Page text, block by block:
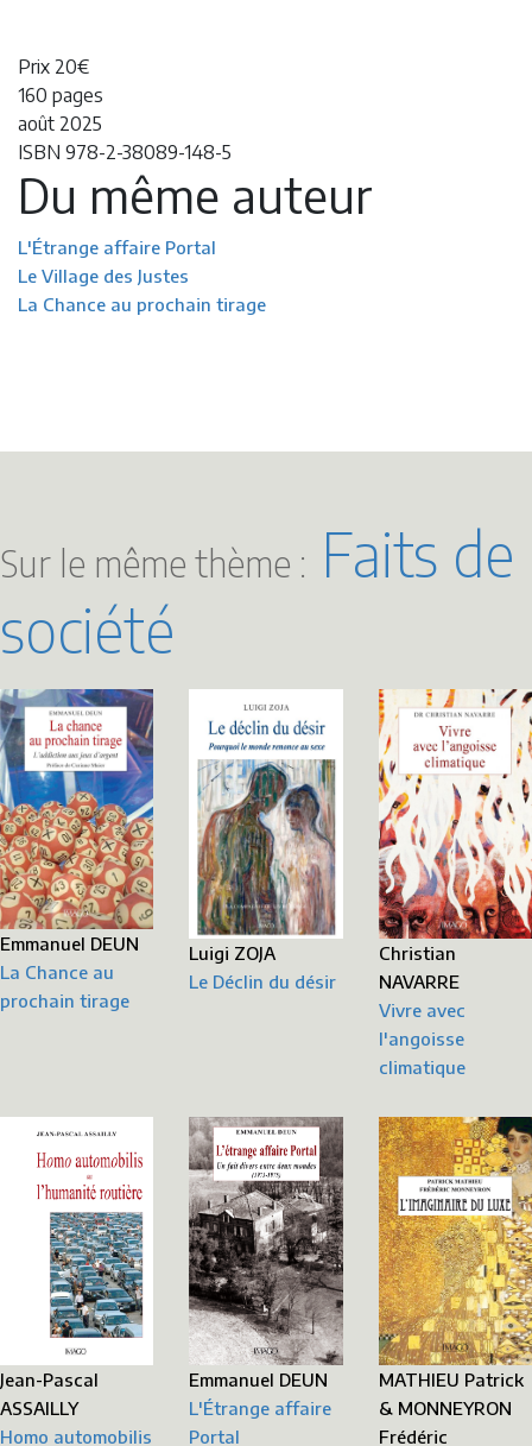
Prix 20€
160 pages
août 2025
ISBN 978-2-38089-148-5
Du même auteur
L'Étrange affaire Portal
Le Village des Justes
La Chance au prochain tirage
Sur le même thème : Faits de
société
Emmanuel DEUN
La Chance au
prochain tirage
Luigi ZOJA
Le Déclin du désir
Christian
NAVARRE
Vivre avec
l'angoisse
climatique
Jean-Pascal
ASSAILLY
Homo automobilis
Emmanuel DEUN
L'Étrange affaire
Portal
MATHIEU Patrick
& MONNEYRON
Frédéric